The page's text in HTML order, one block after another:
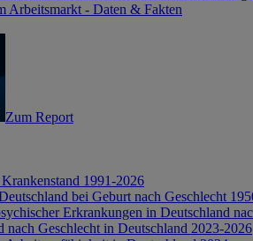
Arbeitsmarkt - Daten & Fakten
Zum Report
1991-2026
bei Geburt nach Geschlecht
Erkrankungen in Deutschland
Geschlecht in Deutschland 2023-2026